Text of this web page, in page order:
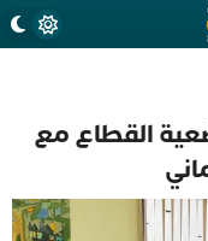
القطاع مع